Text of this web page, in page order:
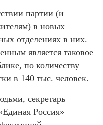
партии (и
в новых
отделениях в них.
является таковое
по количеству
в 140 тыс. человек.
секретарь
Россия»